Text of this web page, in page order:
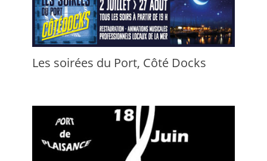
Les soirées du Port, Côté Docks